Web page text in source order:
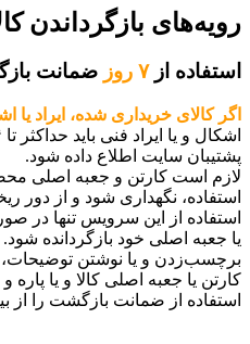
رویه‌های بازگرداندن
استفاده از۷ روز ضمانت
اگر کالای خریداری شده، ایراد یا
پشتیبان سایت اطلاع داده شود.
استفاده، نگهداری شود و از دور
استفاده از این سرویس تنها در
یا جعبه اصلی خود بازگردانده شود.
برچسب‌زدن و یا نوشتن
کارتن یا جعبه اصلی کالا و یا
استفاده از ضمانت بازگشت را از